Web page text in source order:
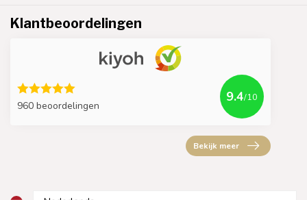
Klantbeoordelingen
960 beoordelingen
9.4/10
Bekijk meer